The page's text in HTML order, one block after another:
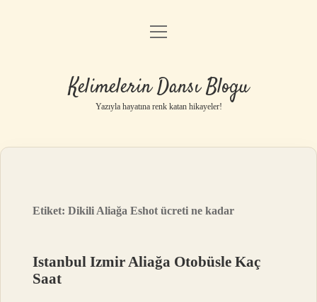
Anasayfa
Yasal Uyarı
menüyü
Kelimelerin Dansı Blogu
Yazıyla hayatına renk katan hikayeler!
Etiket:Dikili Aliağa Eshot ücreti ne kadar
Istanbul Izmir Aliağa Otobüsle Kaç
Saat